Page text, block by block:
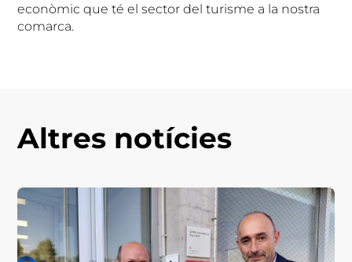
econòmic que té el sector del turisme a la nostra
comarca.
Altres notícies